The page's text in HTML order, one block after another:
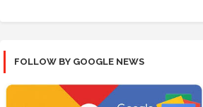
FOLLOW BY GOOGLE NEWS